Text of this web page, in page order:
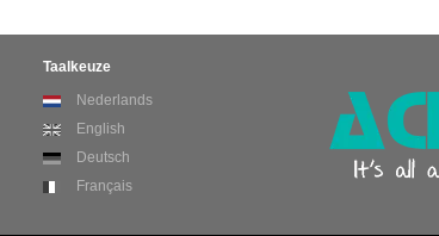
Taalkeuze
Nederlands
English
Deutsch
Français